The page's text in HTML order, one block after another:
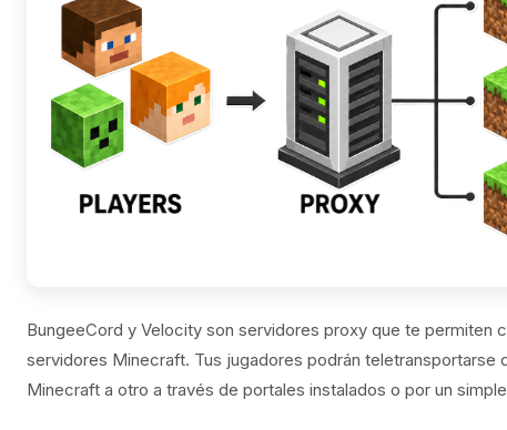
BungeeCord y Velocity son servidores proxy que te permiten
servidores Minecraft. Tus jugadores podrán teletransportarse
Minecraft a otro a través de portales instalados o por un